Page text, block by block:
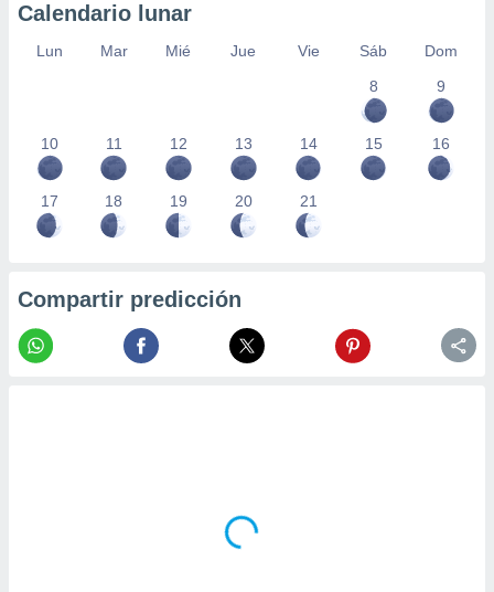
Calendario lunar
Lun Mar Mié Jue Vie Sáb
Dom
8
9
10 11 12 13 14 15 16
17 18 19 20 21
Compartir predicción